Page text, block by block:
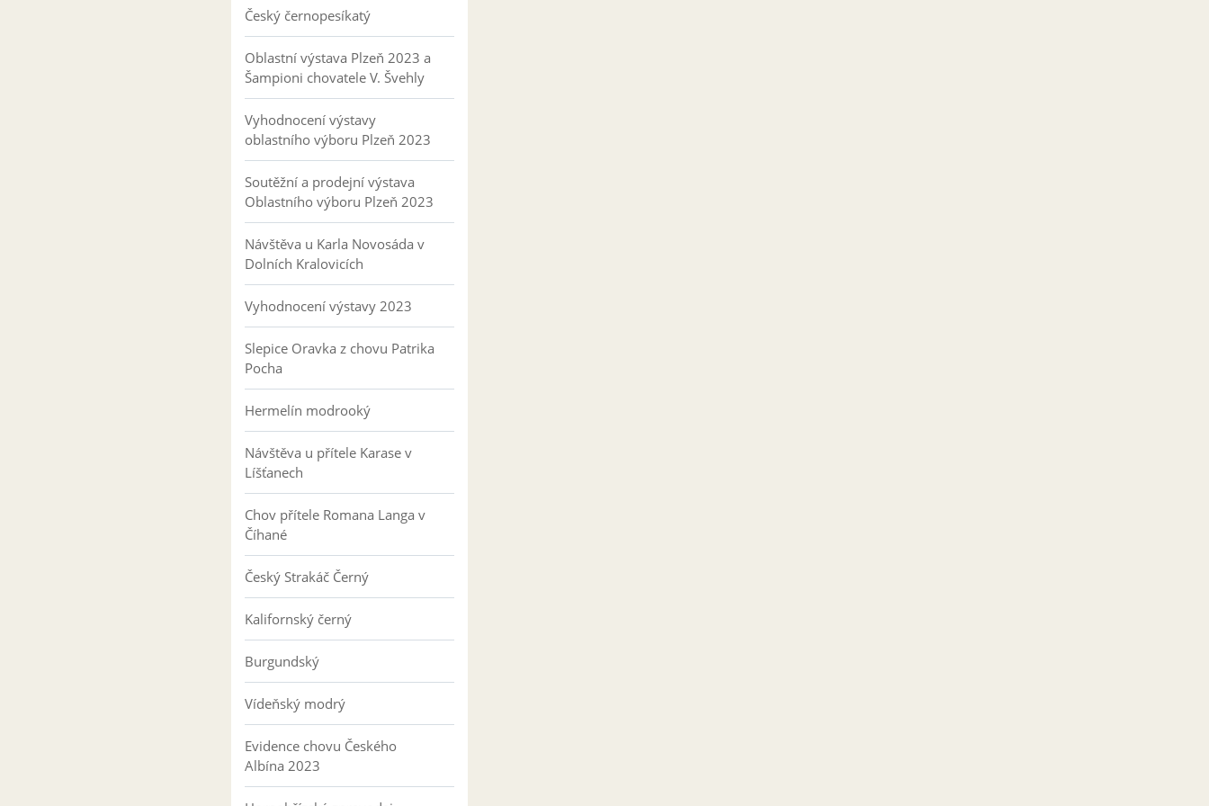
Český černopesíkatý
Oblastní výstava Plzeň 2023 a
Šampioni chovatele V. Švehly
Vyhodnocení výstavy
oblastního výboru Plzeň 2023
Soutěžní a prodejní výstava
Oblastního výboru Plzeň 2023
Návštěva u Karla Novosáda v
Dolních Kralovicích
Vyhodnocení výstavy 2023
Slepice Oravka z chovu Patrika
Pocha
Hermelín modrooký
Návštěva u přítele Karase v
Líšťanech
Chov přítele Romana Langa v
Číhané
Český Strakáč Černý
Kalifornský černý
Burgundský
Vídeňský modrý
Evidence chovu Českého
Albína 2023